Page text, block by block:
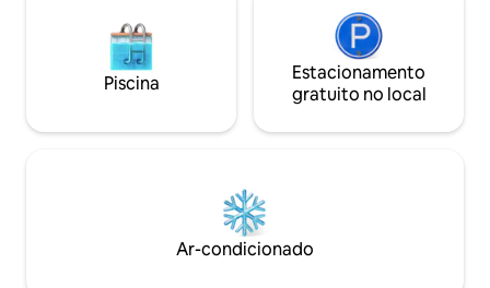
Piscina
Estacionamento
gratuito no local
Ar-condicionado